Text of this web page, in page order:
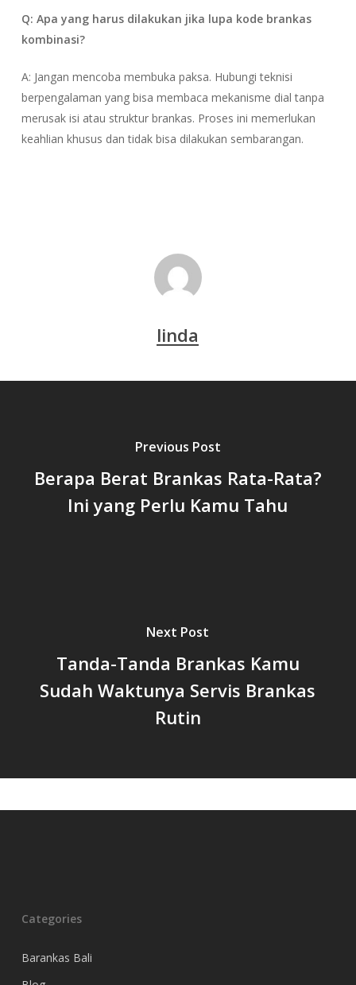
Q: Apa yang harus dilakukan jika lupa kode brankas
kombinasi?
A: Jangan mencoba membuka paksa. Hubungi teknisi
berpengalaman yang bisa membaca mekanisme dial tanpa
merusak isi atau struktur brankas. Proses ini memerlukan
keahlian khusus dan tidak bisa dilakukan sembarangan.
linda
Previous Post
Berapa Berat Brankas Rata-Rata?
Ini yang Perlu Kamu Tahu
Next Post
Tanda-Tanda Brankas Kamu
Sudah Waktunya Servis Brankas
Rutin
Categories
Barankas Bali